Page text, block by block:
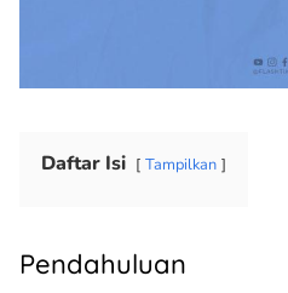
Daftar Isi Tampilkan
Pendahuluan